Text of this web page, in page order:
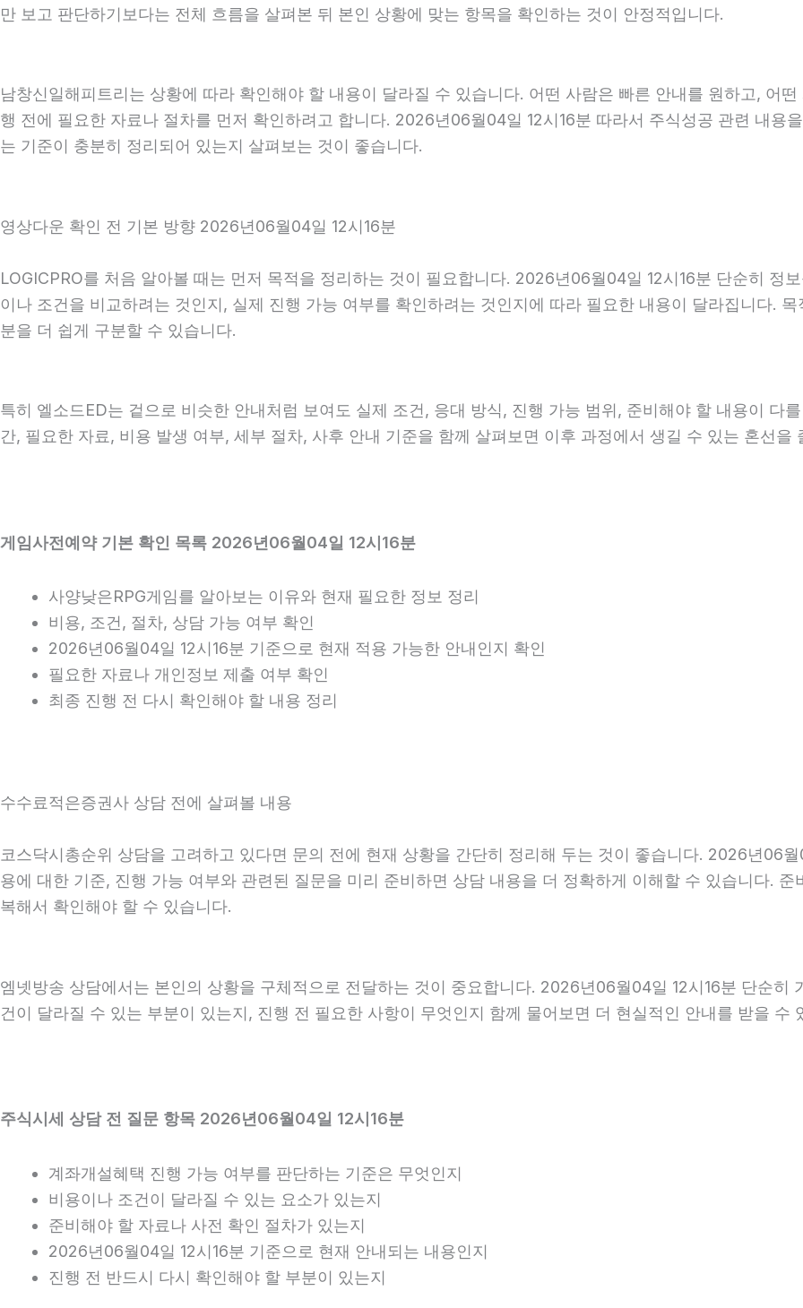
만 보고 판단하기보다는 전체 흐름을 살펴본 뒤 본인 상황에 맞는 항목을 확인하는 것이 안정적입니다.
남창신일해피트리는 상황에 따라 확인해야 할 내용이 달라질 수 있습니다. 어떤 사람은 빠른 안내를 원하고, 어
행 전에 필요한 자료나 절차를 먼저 확인하려고 합니다. 2026년06월04일 12시16분 따라서 주식성공 관련 내용
는 기준이 충분히 정리되어 있는지 살펴보는 것이 좋습니다.
영상다운 확인 전 기본 방향 2026년06월04일 12시16분
LOGICPRO를 처음 알아볼 때는 먼저 목적을 정리하는 것이 필요합니다. 2026년06월04일 12시16분 단순히 정
이나 조건을 비교하려는 것인지, 실제 진행 가능 여부를 확인하려는 것인지에 따라 필요한 내용이 달라집니다.
분을 더 쉽게 구분할 수 있습니다.
특히 엘소드ED는 겉으로 비슷한 안내처럼 보여도 실제 조건, 응대 방식, 진행 가능 범위, 준비해야 할 내용이 다
간, 필요한 자료, 비용 발생 여부, 세부 절차, 사후 안내 기준을 함께 살펴보면 이후 과정에서 생길 수 있는 혼선을
게임사전예약 기본 확인 목록 2026년06월04일 12시16분
사양낮은RPG게임를 알아보는 이유와 현재 필요한 정보 정리
비용, 조건, 절차, 상담 가능 여부 확인
2026년06월04일 12시16분 기준으로 현재 적용 가능한 안내인지 확인
필요한 자료나 개인정보 제출 여부 확인
최종 진행 전 다시 확인해야 할 내용 정리
수수료적은증권사 상담 전에 살펴볼 내용
코스닥시총순위 상담을 고려하고 있다면 문의 전에 현재 상황을 간단히 정리해 두는 것이 좋습니다. 2026년06
용에 대한 기준, 진행 가능 여부와 관련된 질문을 미리 준비하면 상담 내용을 더 정확하게 이해할 수 있습니다.
복해서 확인해야 할 수 있습니다.
엠넷방송 상담에서는 본인의 상황을 구체적으로 전달하는 것이 중요합니다. 2026년06월04일 12시16분 단순히
건이 달라질 수 있는 부분이 있는지, 진행 전 필요한 사항이 무엇인지 함께 물어보면 더 현실적인 안내를 받을 수
주식시세 상담 전 질문 항목 2026년06월04일 12시16분
계좌개설혜택 진행 가능 여부를 판단하는 기준은 무엇인지
비용이나 조건이 달라질 수 있는 요소가 있는지
준비해야 할 자료나 사전 확인 절차가 있는지
2026년06월04일 12시16분 기준으로 현재 안내되는 내용인지
진행 전 반드시 다시 확인해야 할 부분이 있는지